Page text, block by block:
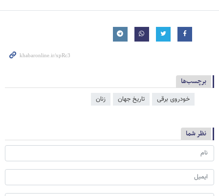
برچسب‌ها
خودروی برقی تاریخ جهان زنان
نظر شما